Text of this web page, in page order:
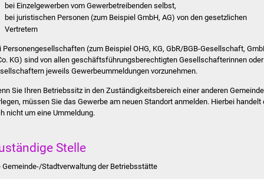
bei Einzelgewerben vom Gewerbetreibenden selbst,
bei juristischen Personen (zum Beispiel GmbH, AG) von den gesetzlichen
Vertretern
Personengesellschaften (zum Beispiel OHG, KG, GbR/BGB-Gesellschaft,
KG) sind von allen geschäftsführungsberechtigten Gesellschafterinnen oder
jeweils Gewerbeummeldungen vorzunehmen.
Sie Ihren Betriebssitz in den Zuständigkeitsbereich einer anderen Gemeinde
müssen Sie das Gewerbe am neuen Standort anmelden. Hierbei handelt
nicht um eine Ummeldung.
Stelle
Gemeinde-/Stadtverwaltung der Betriebsstätte